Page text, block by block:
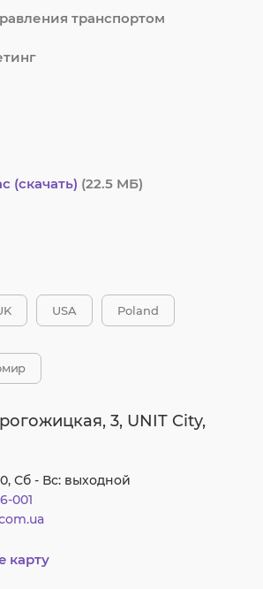
транспортом
(скачать) (22.5 MБ)
USA Poland
3, UNIT City,
Сб - Вс: выходной
001
карту